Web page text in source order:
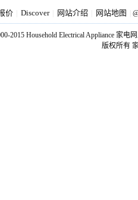
价 Discover 网站介绍 网站地图
2015 Household Electrical Appliance 家电
版权所有